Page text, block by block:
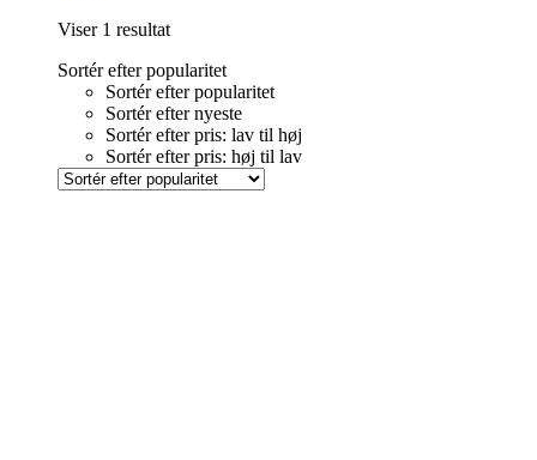
Viser 1 resultat
Sortér efter popularitet
Sortér efter popularitet
Sortér efter nyeste
Sortér efter pris: lav til høj
Sortér efter pris: høj til lav